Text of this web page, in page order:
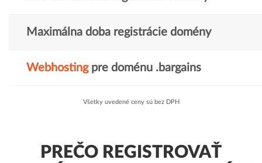
Maximálna doba registrácie domény
Webhostingpre doménu .bargains
Všetky uvedené ceny sú bez DPH
PREČO REGISTROVAŤ